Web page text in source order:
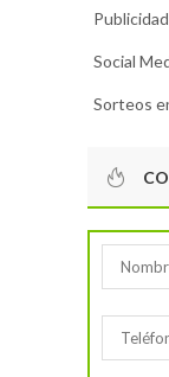
Social
Sorteos